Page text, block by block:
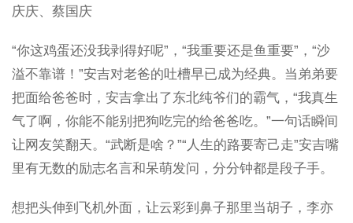
庆庆、蔡国庆
“你这鸡蛋还没我剥得好呢”，“我重要还是鱼重要”，“沙
溢不靠谱！”安吉对老爸的吐槽早已成为经典。当弟弟要
把面给爸爸时，安吉拿出了东北纯爷们的霸气，“我真生
气了啊，你能不能别把狗吃完的给爸爸吃。”一句话瞬间
让网友笑翻天。“武断是啥？”“人生的路要寄己走”安吉嘴
里有无数的励志名言和呆萌发问，分分钟都是段子手。
想把头伸到飞机外面，让云彩到鼻子那里当胡子，李亦